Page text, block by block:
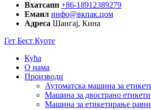
Вхатсапп +86-18912389279
Емаил инфо@вкпак.цом
Адреса Шангај, Кина
Гет Бест Куоте
Кућа
О нама
Производи
Аутоматска машина за
Машина за двострано
Машина за етикетирање